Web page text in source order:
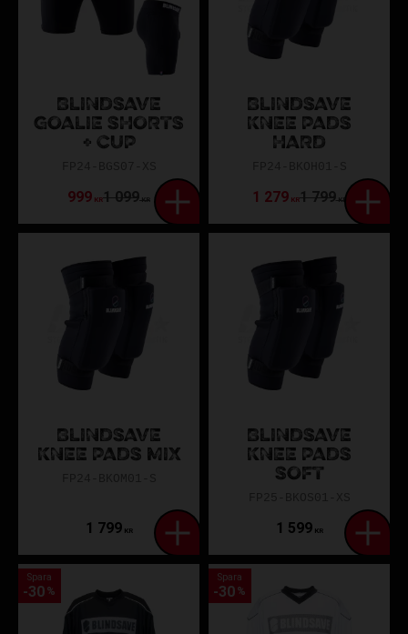
BLINDSAVE
GOALIE SHORTS
+ CUP
999 KR1 099KR
BLINDSAVE
KNEE PADS
HARD
1 279KR1 799KR
BLINDSAVE
KNEE PADS MIX
1 799KR
BLINDSAVE
KNEE PADS
SOFT
1 599KR
Spara
30 %
Spara
30 %